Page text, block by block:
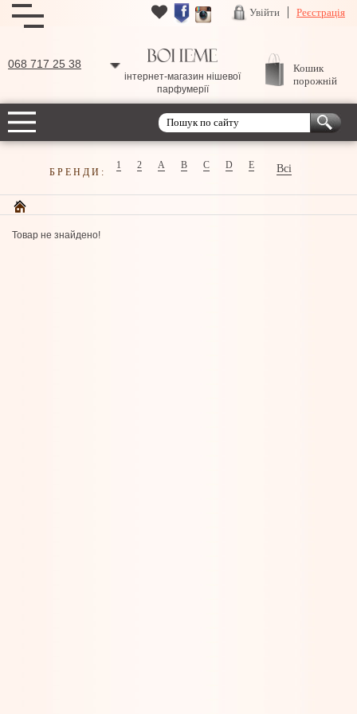
Увійти Реєстрація
068 717 25 38
інтернет-магазин нішевої
парфумерії
Кошик
порожній
БРЕНДИ:
1 2 A B C D E Всі
Товар не знайдено!